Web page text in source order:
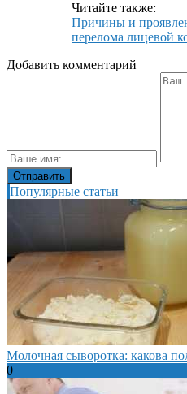
Читайте также:
Причины и
перелома лицевой
Добавить комментарий
Популярные статьи
Молочная сыворотка: какова
0